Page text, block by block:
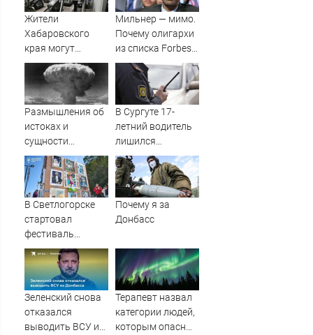
Жители
Хабаровского
края могут
оформить вычет
за расходы на
занятия спортом
Мильнер — мимо.
Почему олигархи
из списка Forbes
сдают паспорта
РФ?
Размышления об
истоках и
сущности
ядерного оружия
:: Издательство
Русская Идея
В Сургуте 17-
летний водитель
лишился
автомобиля
после дрифта в
центре города
В Светлогорске
стартовал
фестиваль
современного
искусства «Море
внутри»
Почему я за
Донбасс
Зеленский снова
отказался
выводить ВСУ из
Терапевт назвал
категории людей,
которым опасны